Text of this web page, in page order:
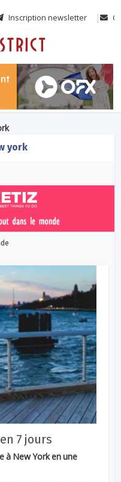
Inscription newsletter
york
7 jours
à New York en une